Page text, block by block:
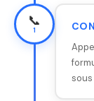
📞
1